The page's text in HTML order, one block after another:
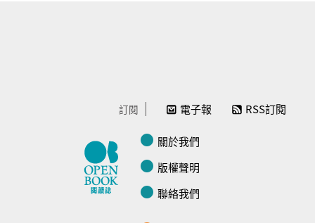
訂閱 電子報 RSS訂閱
關於我們
版權聲明
聯絡我們